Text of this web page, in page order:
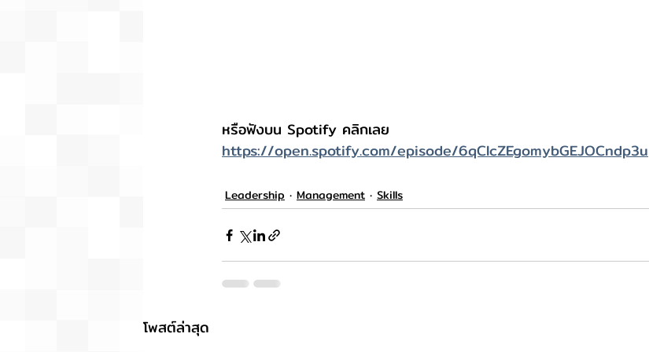
หรือฟังบน Spotify คลิกเลย
https://open.spotify.com/episode/6qCIcZEgomybGEJOCndp3u
Leadership Management Skills
โพสต์ล่าสุด